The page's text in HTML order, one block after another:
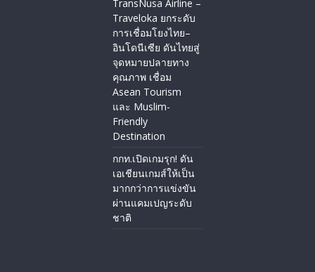
TransNusa Airline –
Traveloka ยกระดับ
การเชื่อมโยงไทย–
อินโดนีเซีย ดันไทยสู่
จุดหมายปลายทาง
คุณภาพ เชื่อม
Asean Tourism
และ Muslim-
Friendly
Destination
กกท.เปิดเกมรุก! ดัน
เอเชียนเกมส์ให้เป็น
มากกว่าการแข่งขัน
ผ่านแคมเปญระดับ
ชาติ